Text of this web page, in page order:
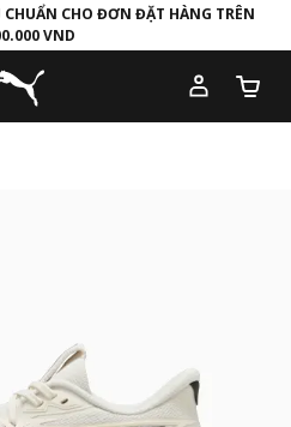
CHO ĐƠN ĐẶT HÀNG TRÊN
VND
Trang chủ
Số